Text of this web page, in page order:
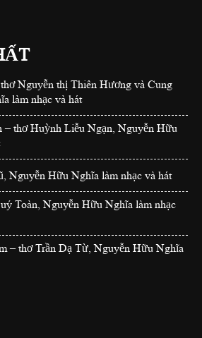
Nguyễn thị Thiên Hương và Cung
làm nhạc và hát
thơ Huỳnh Liễu Ngạn, Nguyễn Hữu
Nguyễn Hữu Nghĩa làm nhạc và hát
Toàn, Nguyễn Hữu Nghĩa làm nhạc
– thơ Trần Dạ Từ, Nguyễn Hữu Nghĩa